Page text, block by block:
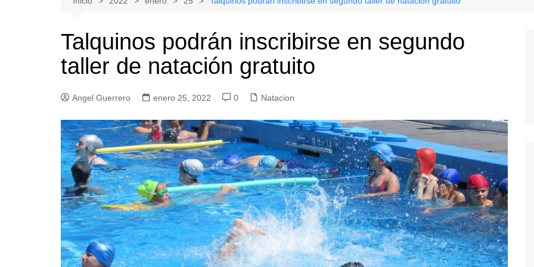
Tenis
Gimnasia
Licantén
Rauco
Sagrada Familia
Teno
Vichuquén
Talquinos podrán inscribirse en segundo
taller de natación gratuito
Angel Guerrero enero 25, 2022 0 Natacion